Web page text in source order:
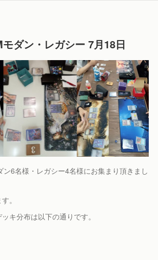
モダン・レガシー 7月18日
ン6名様・レガシー4名様にお集まり頂きまし
。
キ分布は以下の通りです。